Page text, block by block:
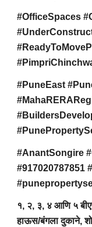
#OfficeSpaces
#PuneEast
#AnantSongire
#917020787851
१, २, ३, ४ आणि ५
हाऊस/बंगला दुकाने,